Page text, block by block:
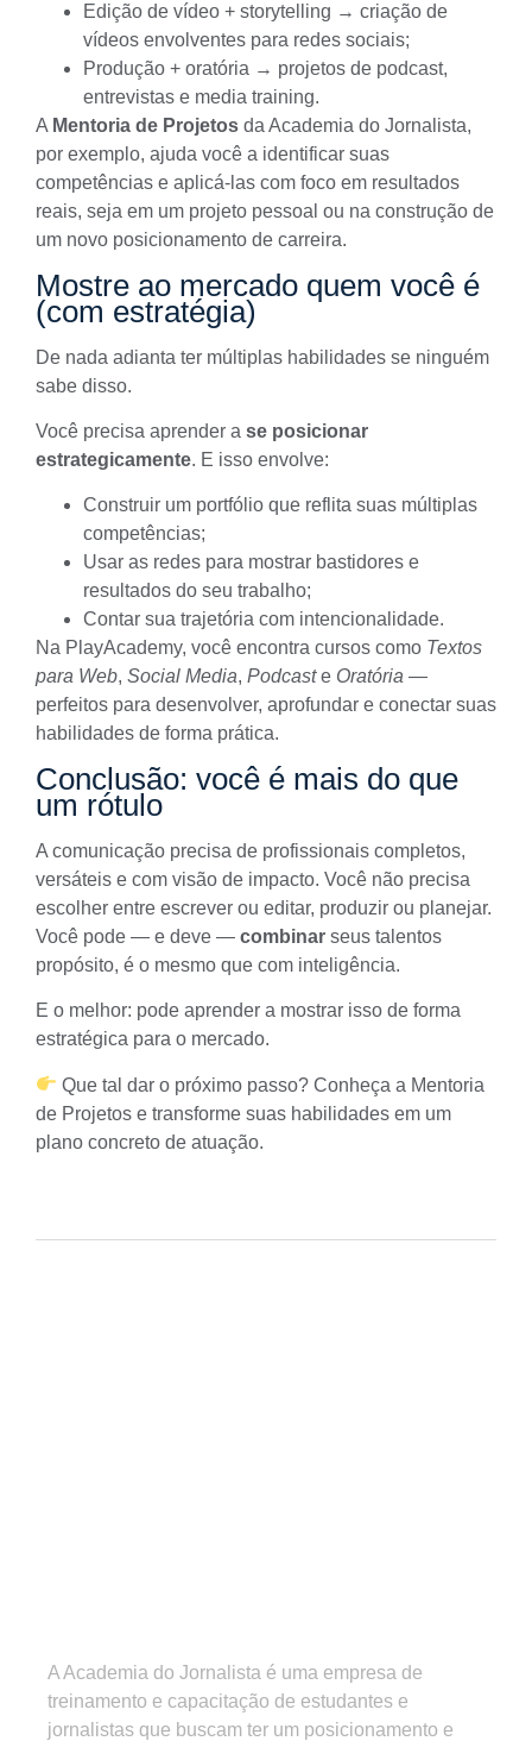
Edição de vídeo + storytelling → criação de
vídeos envolventes para redes sociais;
Produção + oratória → projetos de podcast,
entrevistas e media training.
A Mentoria de Projetos da Academia do Jornalista,
por exemplo, ajuda você a identificar suas
competências e aplicá-las com foco em resultados
reais, seja em um projeto pessoal ou na construção de
um novo posicionamento de carreira.
Mostre ao mercado quem você é
(com estratégia)
De nada adianta ter múltiplas habilidades se ninguém
sabe disso.
Você precisa aprender a se posicionar
estrategicamente. E isso envolve:
Construir um portfólio que reflita suas múltiplas
competências;
Usar as redes para mostrar bastidores e
resultados do seu trabalho;
Contar sua trajetória com intencionalidade.
Na PlayAcademy, você encontra cursos como Textos
para Web, Social Media, Podcaste Oratória —
perfeitos para desenvolver, aprofundar e conectar suas
habilidades de forma prática.
Conclusão: você é mais do que
um rótulo
A comunicação precisa de profissionais completos,
versáteis e com visão de impacto. Você não precisa
escolher entre escrever ou editar, produzir ou planejar.
Você pode — e deve — combinar seus talentos
propósito, é o mesmo que com inteligência.
E o melhor: pode aprender a mostrar isso de forma
estratégica para o mercado.
Que tal dar o próximo passo? Conheça a Mentoria
de Projetos e transforme suas habilidades em um
plano concreto de atuação.
A Academia do Jornalista é uma empresa de
treinamento e capacitação de estudantes e
jornalistas que buscam ter um posicionamento e